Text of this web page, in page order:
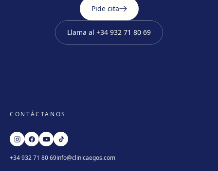
Pide cita
Llama al +34 932 71 80 69
CONTÁCTANOS
+34 932 71 80 69info@clinicaegos.com